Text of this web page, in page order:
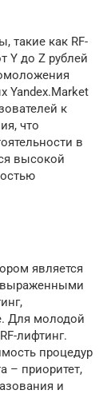
такие как RF-
Y до Z рублей
Yandex.Market
к
что
в
высокой
является
выраженными
Для молодой
лифтинг.
процедур
– приоритет,
и